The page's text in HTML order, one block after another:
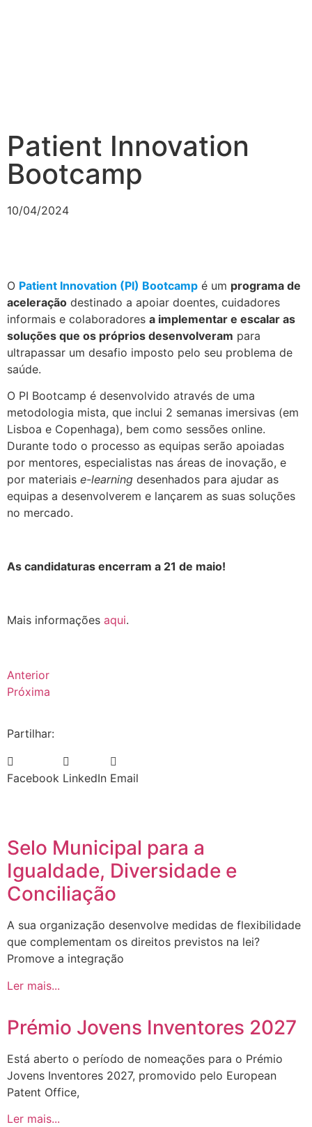
Patient Innovation
Bootcamp
10/04/2024
O Patient Innovation (PI) Bootcamp é um programa de
aceleração destinado a apoiar doentes, cuidadores
informais e colaboradores a implementar e escalar as
soluções que os próprios desenvolveram para
ultrapassar um desafio imposto pelo seu problema de
saúde.
O PI Bootcamp é desenvolvido através de uma
metodologia mista, que inclui 2 semanas imersivas (em
Lisboa e Copenhaga), bem como sessões online.
Durante todo o processo as equipas serão apoiadas
por mentores, especialistas nas áreas de inovação, e
por materiais e-learning desenhados para ajudar as
equipas a desenvolverem e lançarem as suas soluções
no mercado.
As candidaturas encerram a 21 de maio!
Mais informações aqui.
Anterior
Próxima
Partilhar:
Facebook LinkedIn Email
Selo Municipal para a
Igualdade, Diversidade e
Conciliação
A sua organização desenvolve medidas de flexibilidade
que complementam os direitos previstos na lei?
Promove a integração
Ler mais...
Prémio Jovens Inventores 2027
Está aberto o período de nomeações para o Prémio
Jovens Inventores 2027, promovido pelo European
Patent Office,
Ler mais...